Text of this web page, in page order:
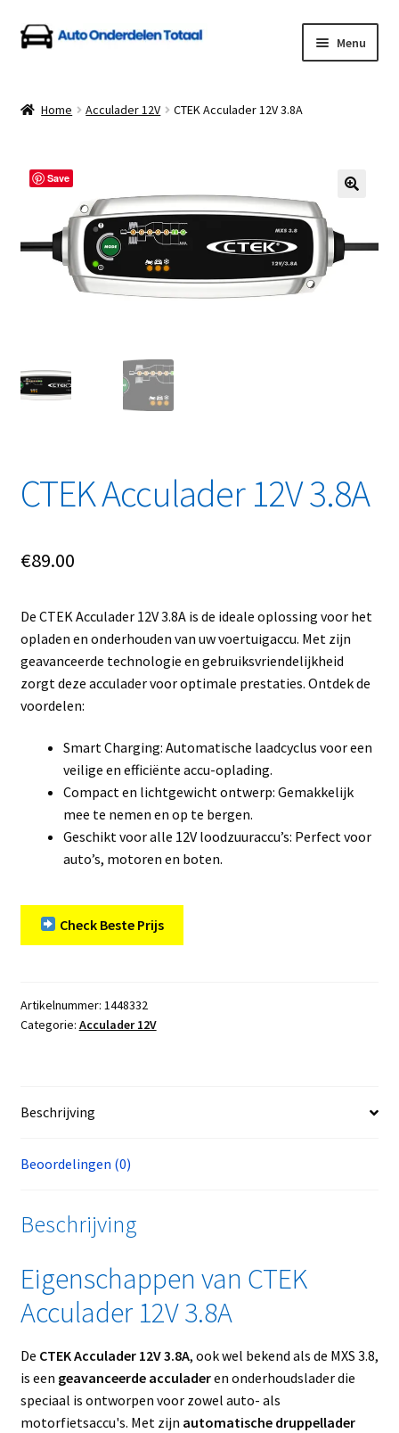
Ga
door
navigatie
Ga
naar
inhoud
Menu
Auto Onderdelen Shop
Betalen en Verzenden
Klantenservice
Over Ons
Overzicht
Retourbeleid
Videos
Winkelwagen
Home Acculader 12V CTEK Acculader 12V 3.8A
Save
CTEK Acculader 12V 3.8A
€89.00
De CTEK Acculader 12V 3.8A is de ideale oplossing voor het
opladen en onderhouden van uw voertuigaccu. Met zijn
geavanceerde technologie en gebruiksvriendelijkheid
zorgt deze acculader voor optimale prestaties. Ontdek de
voordelen:
Smart Charging: Automatische laadcyclus voor een
veilige en efficiënte accu-oplading.
Compact en lichtgewicht ontwerp: Gemakkelijk
mee te nemen en op te bergen.
Geschikt voor alle 12V loodzuuraccu’s: Perfect voor
auto’s, motoren en boten.
Check Beste Prijs
Artikelnummer: 1448332
Categorie: Acculader 12V
Beschrijving
Beoordelingen (0)
Beschrijving
Eigenschappen van CTEK
Acculader 12V 3.8A
De CTEK Acculader 12V 3.8A, ook wel bekend als de MXS 3.8,
is een geavanceerde acculaderen onderhoudslader die
speciaal is ontworpen voor zowel auto- als
motorfietsaccu's. Met zijn automatische druppellader